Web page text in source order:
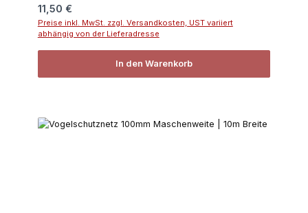
Regulärer Preis:
11,50 €
Preise inkl. MwSt. zzgl. Versandkosten, UST variiert
abhängig von der Lieferadresse
In den Warenkorb